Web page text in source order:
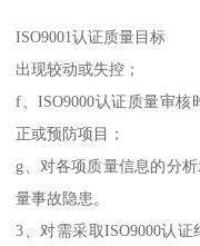
ISO9001认证质量目标
出现较动或失控；
f、ISO9000认证质量审
正或预防项目；
g、对各项质量信息的分
量事故隐患。
3、对需采取ISO9000认